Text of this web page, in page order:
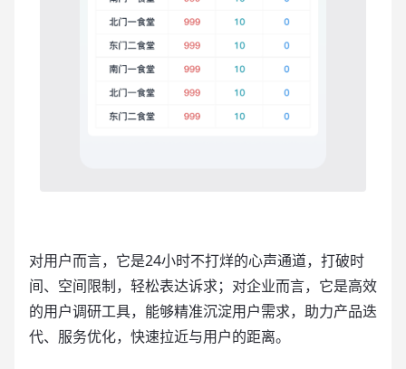
对用户而言，它是24小时不打烊的心声通道，打破时
间、空间限制，轻松表达诉求；对企业而言，它是高效
的用户调研工具，能够精准沉淀用户需求，助力产品迭
代、服务优化，快速拉近与用户的距离。